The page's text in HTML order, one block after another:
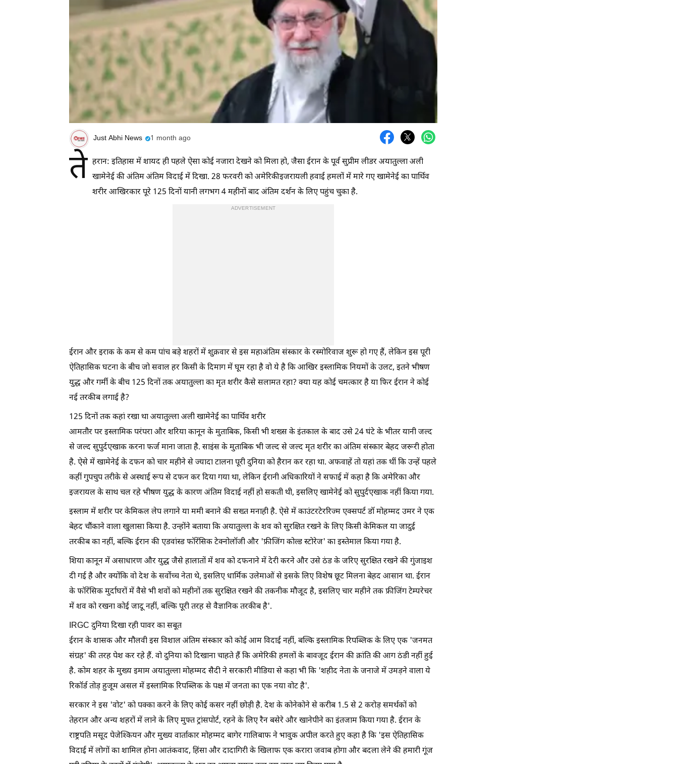
Just Abhi News 1 month ago
ते हरान: इतिहास में शायद ही पहले ऐसा कोई नजारा देखने को मिला हो, जैसा ईरान के पूर्व सुप्रीम लीडर अयातुल्ला अली
खामेनेई की अंतिम अंतिम विदाई में दिखा. 28 फरवरी को अमेरिकीइजरायली हवाई हमलों में मारे गए खामेनेई का पार्थिव
शरीर आखिरकार पूरे 125 दिनों यानी लगभग 4 महीनों बाद अंतिम दर्शन के लिए पहुंच चुका है.
ADVERTISEMENT
ईरान और इराक के कम से कम पांच बड़े शहरों में शुक्रवार से इस महाअंतिम संस्कार के रस्मोरिवाज शुरू हो गए हैं, लेकिन इस पूरी
ऐतिहासिक घटना के बीच जो सवाल हर किसी के दिमाग में घूम रहा है वो ये है कि आखिर इस्लामिक नियमों के उलट, इतने भीषण
युद्ध और गर्मी के बीच 125 दिनों तक अयातुल्ला का मृत शरीर कैसे सलामत रहा? क्या यह कोई चमत्कार है या फिर ईरान ने कोई
नई तरकीब लगाई है?
125 दिनों तक कहां रखा था अयातुल्ला अली खामेनेई का पार्थिव शरीर
आमतौर पर इस्लामिक परंपरा और शरिया कानून के मुताबिक, किसी भी शख्स के इंतकाल के बाद उसे 24 घंटे के भीतर यानी जल्द
से जल्द सुपुर्दएखाक करना फर्ज माना जाता है. साइंस के मुताबिक भी जल्द से जल्द मृत शरीर का अंतिम संस्कार बेहद जरूरी होता
है. ऐसे में खामेनेई के दफन को चार महीने से ज्यादा टालना पूरी दुनिया को हैरान कर रहा था. अफवाहें तो यहां तक थीं कि उन्हें पहले
कहीं गुपचुप तरीके से अस्थाई रूप से दफन कर दिया गया था, लेकिन ईरानी अधिकारियों ने सफाई में कहा है कि अमेरिका और
इजरायल के साथ चल रहे भीषण युद्ध के कारण अंतिम विदाई नहीं हो सकती थी, इसलिए खामेनेई को सुपुर्दएखाक नहीं किया गया.
इस्लाम में शरीर पर केमिकल लेप लगाने या ममी बनाने की सख्त मनाही है. ऐसे में काउंटरटेररिज्म एक्सपर्ट डॉ मोहम्मद उमर ने एक
बेहद चौंकाने वाला खुलासा किया है. उन्होंने बताया कि अयातुल्ला के शव को सुरक्षित रखने के लिए किसी केमिकल या जादुई
तरकीब का नहीं, बल्कि ईरान की एडवांस्ड फॉरेंसिक टेक्नोलॉजी और 'फ्रीजिंग कोल्ड स्टोरेज' का इस्तेमाल किया गया है.
शिया कानून में असाधारण और युद्ध जैसे हालातों में शव को दफनाने में देरी करने और उसे ठंड के जरिए सुरक्षित रखने की गुंजाइश
दी गई है और क्योंकि वो देश के सर्वोच्च नेता थे, इसलिए धार्मिक उलेमाओं से इसके लिए विशेष छूट मिलना बेहद आसान था. ईरान
के फॉरेंसिक मुर्दाघरों में वैसे भी शवों को महीनों तक सुरक्षित रखने की तकनीक मौजूद है, इसलिए चार महीने तक फ्रीजिंग टेम्परेचर
में शव को रखना कोई जादू नहीं, बल्कि पूरी तरह से वैज्ञानिक तरकीब है'.
IRGC दुनिया दिखा रही पावर का सबूत
ईरान के शासक और मौलवी इस विशाल अंतिम संस्कार को कोई आम विदाई नहीं, बल्कि इस्लामिक रिपब्लिक के लिए एक 'जनमत
संग्रह' की तरह पेश कर रहे हैं. वो दुनिया को दिखाना चाहते हैं कि अमेरिकी हमलों के बावजूद ईरान की क्रांति की आग ठंडी नहीं हुई
है. कोम शहर के मुख्य इमाम अयातुल्ला मोहम्मद सैदी ने सरकारी मीडिया से कहा भी कि 'शहीद नेता के जनाजे में उमड़ने वाला ये
रिकॉर्ड तोड़ हुजूम असल में इस्लामिक रिपब्लिक के पक्ष में जनता का एक नया वोट है'.
सरकार ने इस 'वोट' को पक्का करने के लिए कोई कसर नहीं छोड़ी है. देश के कोनेकोने से करीब 1.5 से 2 करोड़ समर्थकों को
तेहरान और अन्य शहरों में लाने के लिए मुफ्त ट्रांसपोर्ट, रहने के लिए रैन बसेरे और खानेपीने का इंतजाम किया गया है. ईरान के
राष्ट्रपति मसूद पेजेश्कियन और मुख्य वार्ताकार मोहम्मद बागेर गालिबाफ ने भावुक अपील करते हुए कहा है कि 'इस ऐतिहासिक
विदाई में लोगों का शामिल होना आतंकवाद, हिंसा और दादागिरी के खिलाफ एक करारा जवाब होगा और बदला लेने की हमारी गूंज